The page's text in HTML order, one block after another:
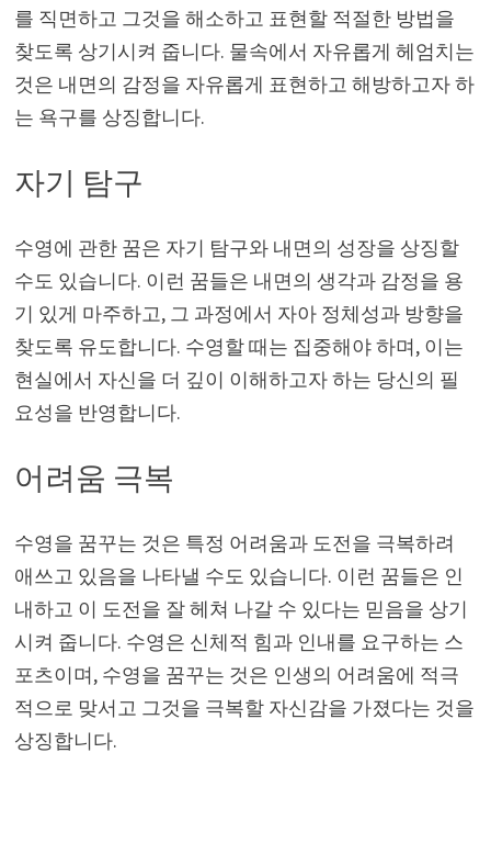
를 직면하고 그것을 해소하고 표현할 적절한 방법을
찾도록 상기시켜 줍니다. 물속에서 자유롭게 헤엄치는
것은 내면의 감정을 자유롭게 표현하고 해방하고자 하
는 욕구를 상징합니다.
자기 탐구
수영에 관한 꿈은 자기 탐구와 내면의 성장을 상징할
수도 있습니다. 이런 꿈들은 내면의 생각과 감정을 용
기 있게 마주하고, 그 과정에서 자아 정체성과 방향을
찾도록 유도합니다. 수영할 때는 집중해야 하며, 이는
현실에서 자신을 더 깊이 이해하고자 하는 당신의 필
요성을 반영합니다.
어려움 극복
수영을 꿈꾸는 것은 특정 어려움과 도전을 극복하려
애쓰고 있음을 나타낼 수도 있습니다. 이런 꿈들은 인
내하고 이 도전을 잘 헤쳐 나갈 수 있다는 믿음을 상기
시켜 줍니다. 수영은 신체적 힘과 인내를 요구하는 스
포츠이며, 수영을 꿈꾸는 것은 인생의 어려움에 적극
적으로 맞서고 그것을 극복할 자신감을 가졌다는 것을
상징합니다.